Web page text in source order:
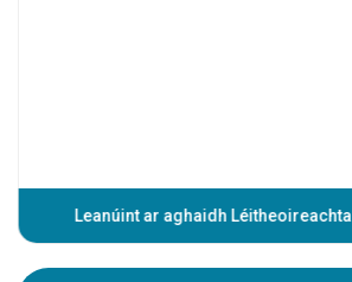
Leanúint ar aghaidh Léitheoireachta